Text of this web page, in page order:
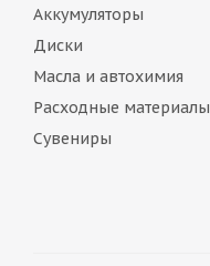
Аккумуляторы
Диски
Масла и автохимия
Расходные материалы
Сувениры